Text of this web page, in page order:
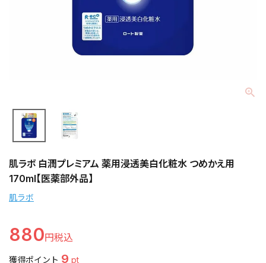
肌ラボ 白潤プレミアム 薬用浸透美白化粧水 つめかえ用
170ml【医薬部外品】
肌ラボ
880
獲得ポイント 9 pt